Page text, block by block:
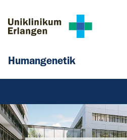
Humangenetik